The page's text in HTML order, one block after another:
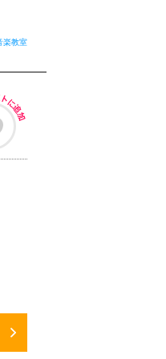
楽教室